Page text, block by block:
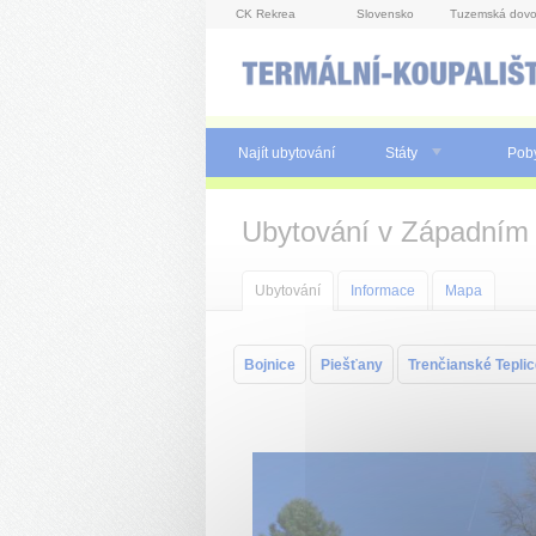
CK Rekrea Slovensko Tuzemská
Najít ubytování Státy
Ubytování v Západním
Ubytování Informace Mapa
Bojnice Piešťany Trenčianské